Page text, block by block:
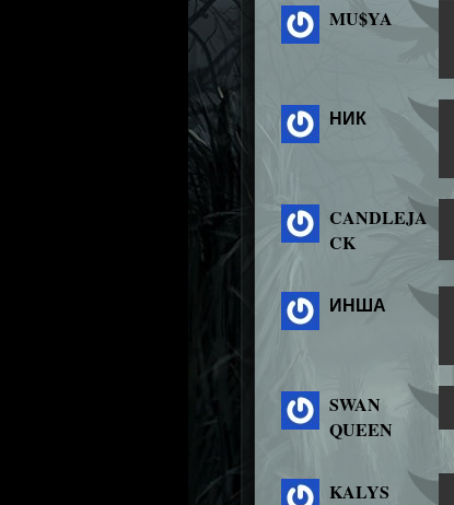
MU$YA
НИК
CANDLEJA
CK
ИНША
SWAN
QUEEN
KALYS